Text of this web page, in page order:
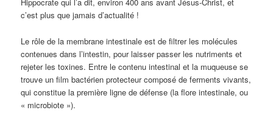
Hippocrate qui l’a dit, environ 400 ans avant Jésus-Christ, et
c’est plus que jamais d’actualité !
Le rôle de la membrane intestinale est de filtrer les molécules
contenues dans l’intestin, pour laisser passer les nutriments et
rejeter les toxines. Entre le contenu intestinal et la muqueuse se
trouve un film bactérien protecteur composé de ferments vivants,
qui constitue la première ligne de défense (la flore intestinale, ou
« microbiote »).